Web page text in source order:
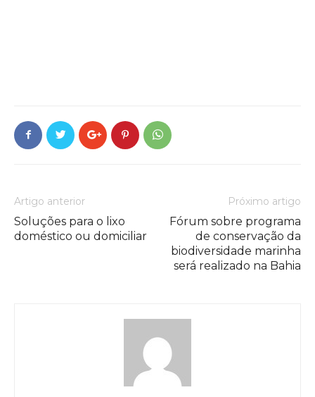
Artigo anterior
Soluções para o lixo
doméstico ou domiciliar
Próximo artigo
Fórum sobre programa
de conservação da
biodiversidade marinha
será realizado na Bahia